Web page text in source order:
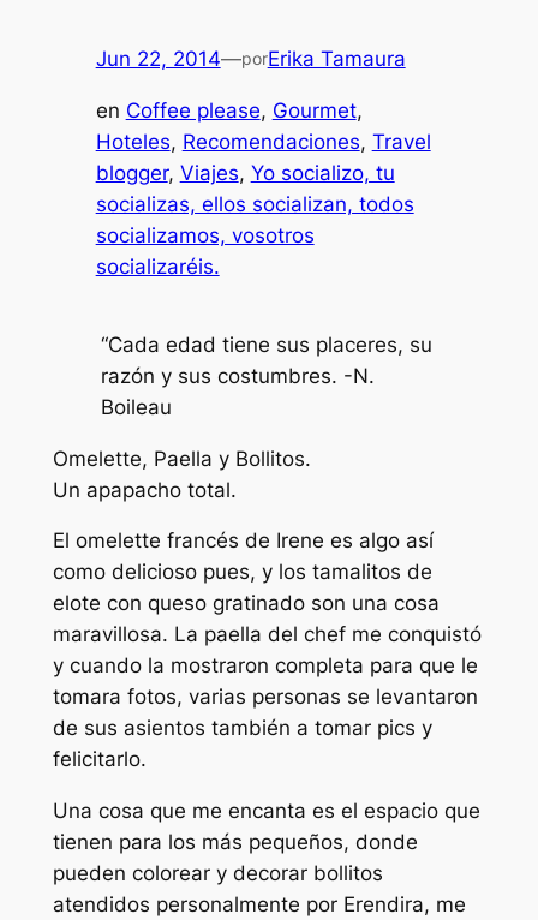
Jun 22, 2014—porErika Tamaura
en Coffee please, Gourmet
Hoteles, Recomendaciones, Travel
blogger, Viajes, Yo socializo, tu
socializas, ellos socializan, todos
socializamos, vosotros
socializaréis.
“Cada edad tiene sus placeres, su
razón y sus costumbres. -N.
Boileau
Omelette, Paella y Bollitos.
Un apapacho total.
El omelette francés de Irene es algo así
como delicioso pues, y los tamalitos de
elote con queso gratinado son una cosa
maravillosa. La paella del chef me conquistó
y cuando la mostraron completa para que le
tomara fotos, varias personas se levantaron
de sus asientos también a tomar pics y
felicitarlo.
Una cosa que me encanta es el espacio que
tienen para los más pequeños, donde
pueden colorear y decorar bollitos
atendidos personalmente por Erendira, me